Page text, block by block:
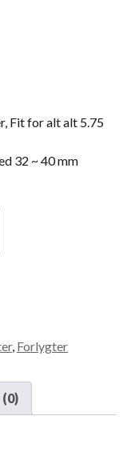
Fit for alt alt 5.75
32 ~ 40 mm
, Forlygter